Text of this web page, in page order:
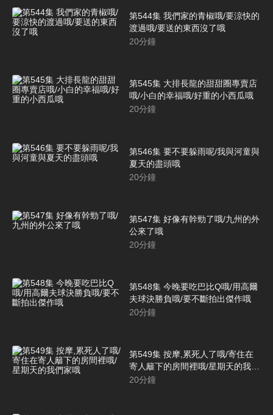
第544集 我們家的青椒哦/要涼快的
渡過哦/要送的東西沒了哦
20分鐘
第545集 大排長龍的甜甜圈專賣店
哦/小白的幸福哦/好重的小西瓜哦
20分鐘
第546集 要不要躲雨呢/我與河童與
夏天的盡頭哦
20分鐘
第547集 好像有幹勁了哦/九州的外
公來了哦
20分鐘
第548集 今晚要吃巴比Q哦/用高爾
夫球決勝負哦/要不斷拍出傑作哦
20分鐘
第549集 按摩,累死人了哦/寄住在
寄人籬下的房間裡哦/星期天的我們
家哦
20分鐘